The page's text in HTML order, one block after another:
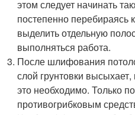
этом следует начинать
постепенно перебираясь
выделить отдельную
выполняться работа.
После шлифования
слой грунтовки
это необходимо. Только
противогрибковым